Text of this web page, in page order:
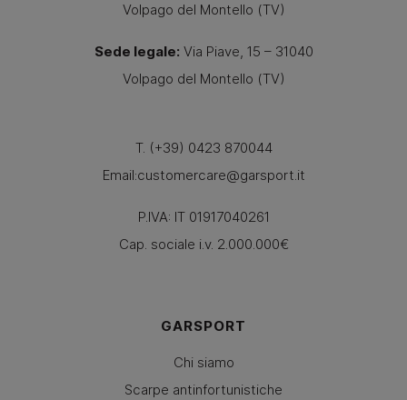
Volpago del Montello (TV)
Sede legale: Via Piave, 15 – 31040
Volpago del Montello (TV)
T. (+39) 0423 870044
Email:customercare@garsport.it
P.IVA: IT 01917040261
Cap. sociale i.v. 2.000.000€
GARSPORT
Chi siamo
Scarpe antinfortunistiche